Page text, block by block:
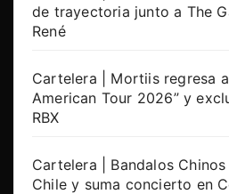
de trayectoria junto a The
René
Cartelera | Mortiis regresa
American Tour 2026” y
RBX
Cartelera | Bandalos
Chile y suma concierto en